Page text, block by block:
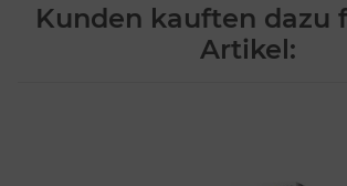
Kunden kauften dazu
Artikel: